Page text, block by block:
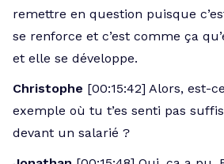
remettre en question puisque
se renforce et c’est comme ça
et elle se développe.
Christophe [00:15:42] Alors, est-
exemple où tu t’es senti pas
devant un salarié ?